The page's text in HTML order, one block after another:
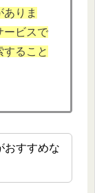
りま
ービスで
すること
おすすめな